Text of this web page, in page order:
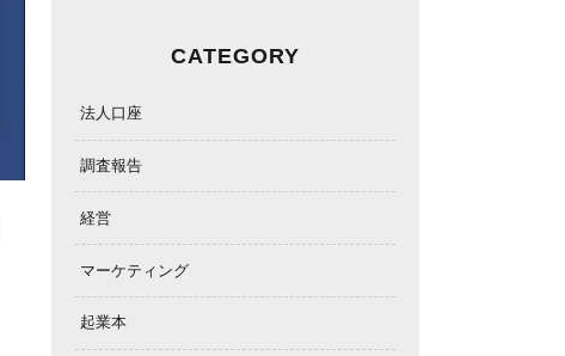
CATEGORY
法人口座
調査報告
経営
マーケティング
起業本